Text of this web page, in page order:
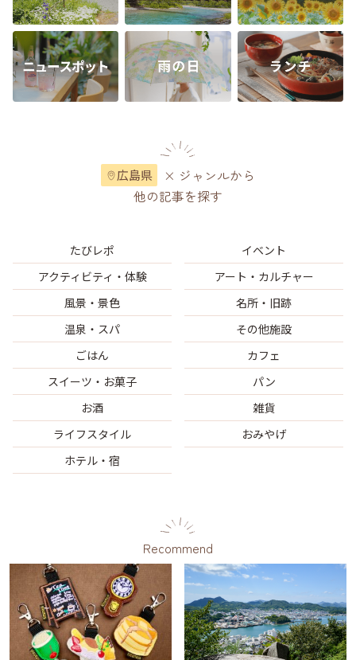
広島県
× ジャンルから
他の記事を探す
たびレポ
イベント
アクティビティ・体験
アート・カルチャー
風景・景色
名所・旧跡
温泉・スパ
その他施設
ごはん
カフェ
スイーツ・お菓子
パン
お酒
雑貨
ライフスタイル
おみやげ
ホテル・宿
Recommend